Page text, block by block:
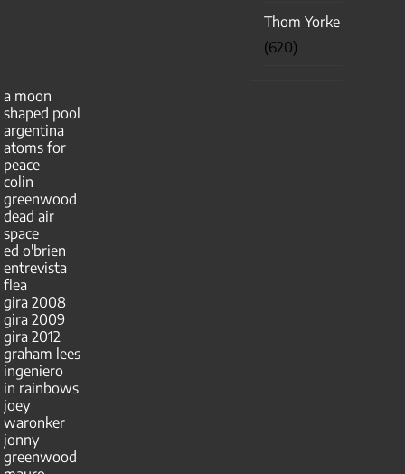
Thom Yorke
(620)
a moon
shaped pool
argentina
atoms for
peace
colin
greenwood
dead air
space
ed o'brien
entrevista
flea
gira 2008
gira 2009
gira 2012
graham lees
ingeniero
in rainbows
joey
waronker
jonny
greenwood